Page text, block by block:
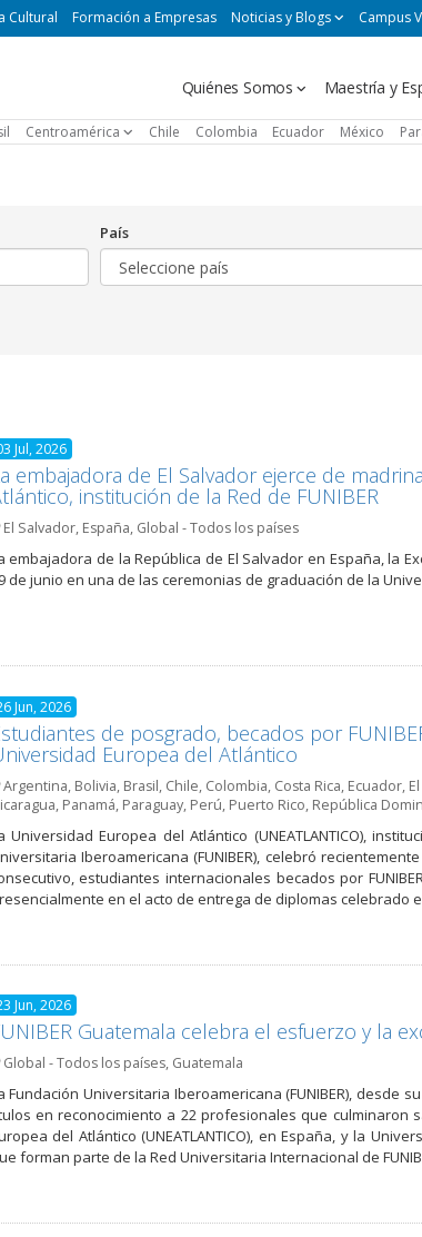
Cultural Formación a Empresas Noticias y Blogs Campus
Navegación
Quiénes Somos Maestría y
Centroamérica Chile Colombia Ecuador México
País
Jul, 2026
embajadora de El Salvador ejerce de
institución de la Red de FUNIBER
El Salvador, España, Global - Todos los países
embajadora de la República de El Salvador en España, la
de junio en una de las ceremonias de graduación de la
Jun, 2026
de posgrado, becados por
Europea del Atlántico
Argentina, Bolivia, Brasil, Chile, Colombia, Costa Rica, Ecuador,
, Panamá, Paraguay, Perú, Puerto Rico, República
Universidad Europea del Atlántico (UNEATLANTICO),
Iberoamericana (FUNIBER), celebró
estudiantes internacionales becados por
en el acto de entrega de diplomas celebrado
Jun, 2026
Guatemala celebra el esfuerzo y la
Global - Todos los países, Guatemala
Fundación Universitaria Iberoamericana (FUNIBER),
en reconocimiento a 22 profesionales que culminaron
del Atlántico (UNEATLANTICO), en España, y la
forman parte de la Red Universitaria Internacional de